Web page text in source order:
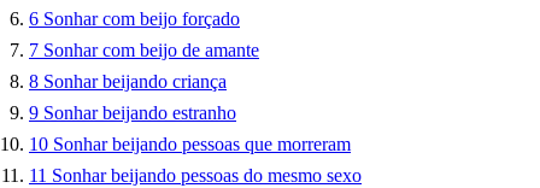
6 Sonhar com beijo forçado
7 Sonhar com beijo de amante
8 Sonhar beijando criança
9 Sonhar beijando estranho
10 Sonhar beijando pessoas que morreram
11 Sonhar beijando pessoas do mesmo sexo